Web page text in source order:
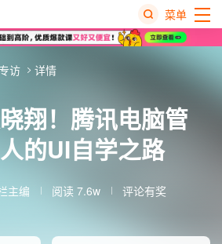
菜单
翔！腾讯电脑管
的UI自学之路
主编 阅读 7.6w 评论有奖
访 详情